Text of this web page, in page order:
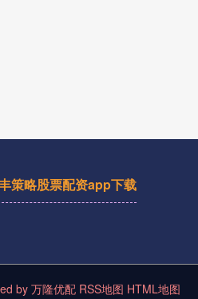
策略股票配资app下载
by 万隆优配 RSS地图 HTML地图